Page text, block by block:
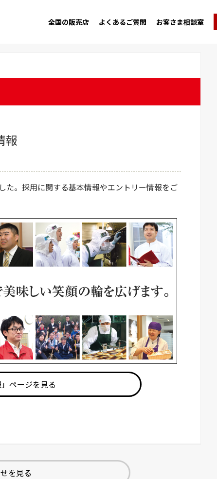
全国の販売店 よくあるご質問 お客さま相談室
報
た。採用に関する基本情報やエントリー情報をご
ページを見る
を見る